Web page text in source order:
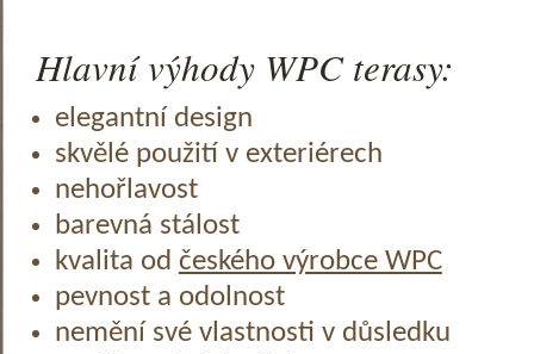
Hlavní výhody WPC terasy:
elegantní design
skvělé použití v exteriérech
nehořlavost
barevná stálost
kvalita od českého výrobce WPC
pevnost a odolnost
nemění své vlastnosti v důsledku